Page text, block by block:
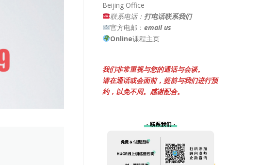
Beijing Office
联系电话： 打电话联系我们
官方电邮： email us
Online课程主页
我们非常重视与您的通话与会谈。
请在通话或会面前，提前与我们进行预
约，以免不周。感谢配合。